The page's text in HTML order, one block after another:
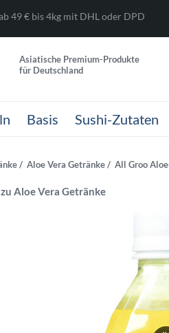
49 € bis 4kg mit DHL oder DPD
Asiatische Premium-Produkte
für Deutschland
Basis Sushi-Zutaten
Aloe Vera Getränke All Groo
Aloe Vera Getränke